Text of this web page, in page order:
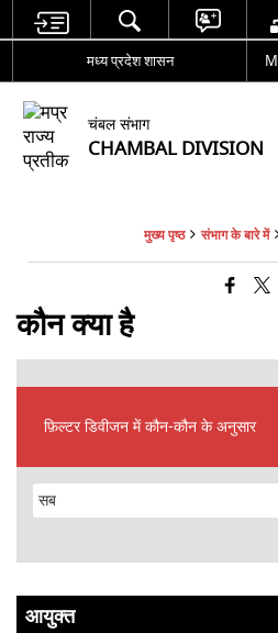
मध्य प्रदेश शासन
चंबल संभाग
CHAMBAL DIVISION
मुख्य पृष्ठ संभाग के बारे में
कौन क्या है
फ़िल्टर डिवीजन में कौन-कौन के अनुसार
आयुक्त